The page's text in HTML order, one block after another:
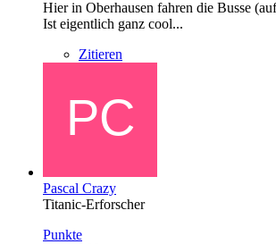
Hier in Oberhausen fahren die Busse
Ist eigentlich ganz cool...
Zitieren
Pascal Crazy
Titanic-Erforscher
Punkte